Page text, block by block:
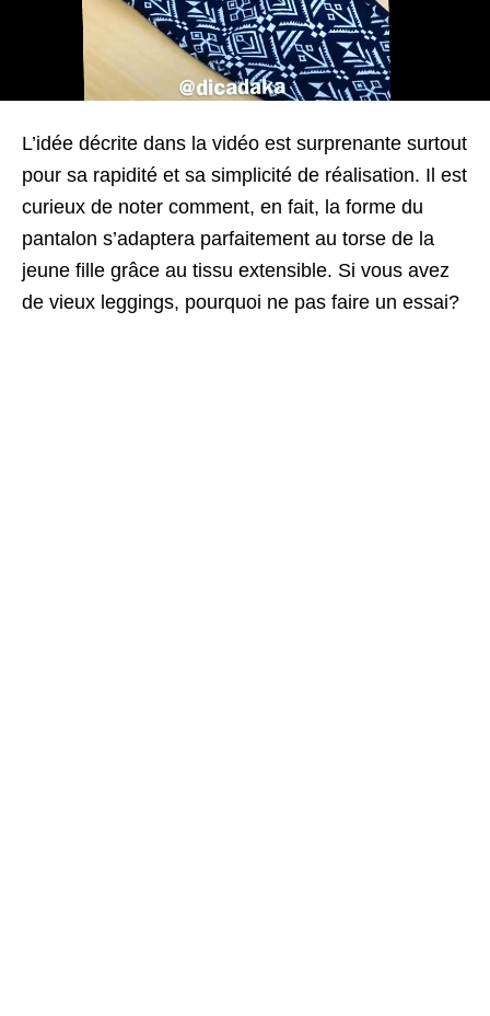
L’idée décrite dans la vidéo est surprenante surtout
pour sa rapidité et sa simplicité de réalisation. Il est
curieux de noter comment, en fait, la forme du
pantalon s’adaptera parfaitement au torse de la
jeune fille grâce au tissu extensible. Si vous avez
de vieux leggings, pourquoi ne pas faire un essai?